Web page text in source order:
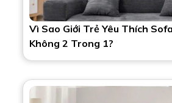
Vì Sao Giới Trẻ Yêu Thích
Không 2 Trong 1?